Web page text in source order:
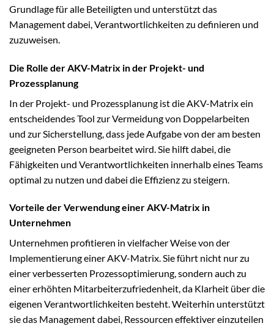
Grundlage für alle Beteiligten und unterstützt das
Management dabei, Verantwortlichkeiten zu definieren und
zuzuweisen.
Die Rolle der AKV-Matrix in der Projekt- und
Prozessplanung
In der Projekt- und Prozessplanung ist die AKV-Matrix ein
entscheidendes Tool zur Vermeidung von Doppelarbeiten
und zur Sicherstellung, dass jede Aufgabe von der am besten
geeigneten Person bearbeitet wird. Sie hilft dabei, die
Fähigkeiten und Verantwortlichkeiten innerhalb eines Teams
optimal zu nutzen und dabei die Effizienz zu steigern.
Vorteile der Verwendung einer AKV-Matrix in
Unternehmen
Unternehmen profitieren in vielfacher Weise von der
Implementierung einer AKV-Matrix. Sie führt nicht nur zu
einer verbesserten Prozessoptimierung, sondern auch zu
einer erhöhten Mitarbeiterzufriedenheit, da Klarheit über die
eigenen Verantwortlichkeiten besteht. Weiterhin unterstützt
sie das Management dabei, Ressourcen effektiver einzuteilen